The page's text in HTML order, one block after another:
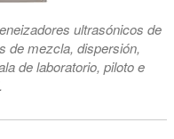
ultrasónicos de
de mezcla, dispersión,
de laboratorio, piloto e